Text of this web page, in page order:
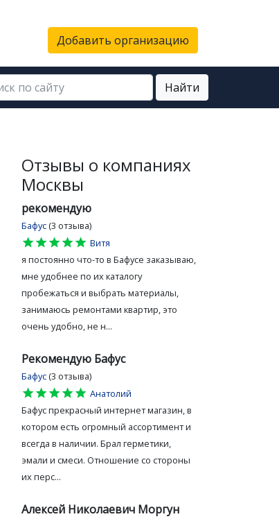
Добавить организацию
Найти
Отзывы о компаниях
Москвы
рекомендую
Бафус (3 отзыва)
star
star
star
star
star
Витя
я постоянно что-то в Бафусе заказываю,
мне удобнее по их каталогу
пробежаться и выбрать материалы,
занимаюсь ремонтами квартир, это
очень удобно, не н...
Рекомендую Бафус
Бафус (3 отзыва)
star
star
star
star
star
Анатолий
Бафус прекрасный интернет магазин, в
котором есть огромный ассортимент и
всегда в наличии. Брал герметики,
эмали и смеси. Отношение со стороны
их перс...
Алексей Николаевич Моргун